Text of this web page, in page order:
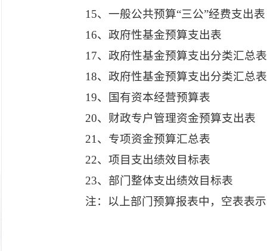
15、一般公共预算“三公”经费支出表
16、政府性基金预算支出表
17、政府性基金预算支出分类汇总
18、政府性基金预算支出分类汇总
19、国有资本经营预算表
20、财政专户管理资金预算支出表
21、专项资金预算汇总表
22、项目支出绩效目标表
23、部门整体支出绩效目标表
注：以上部门预算报表中，空表表